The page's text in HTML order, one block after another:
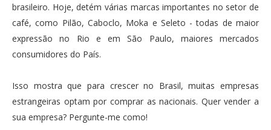
brasileiro. Hoje, detém várias marcas importantes no setor de
café, como Pilão, Caboclo, Moka e Seleto - todas de maior
expressão no Rio e em São Paulo, maiores mercados
consumidores do País.
Isso mostra que para crescer no Brasil, muitas empresas
estrangeiras optam por comprar as nacionais. Quer vender a
sua empresa? Pergunte-me como!